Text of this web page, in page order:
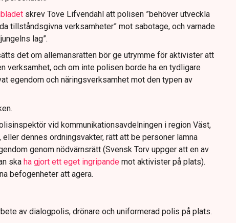
skrev Tove Lifvendahl att polisen ”behöver utveckla
tillståndsgivna verksamheter” mot sabotage, och varnade
lag”.
det om allemansrätten bör ge utrymme för aktivister att
verksamhet, och om inte polisen borde ha en tydligare
egendom och näringsverksamhet mot den typen av
vid kommunikationsavdelningen i region Väst,
eller dennes ordningsvakter, rätt att be personer lämna
genom nödvärnsrätt (Svensk Torv uppger att en av
ska ha gjort ett eget ingripande mot aktivister på plats).
befogenheter att agera.
av dialogpolis, drönare och uniformerad polis på plats.